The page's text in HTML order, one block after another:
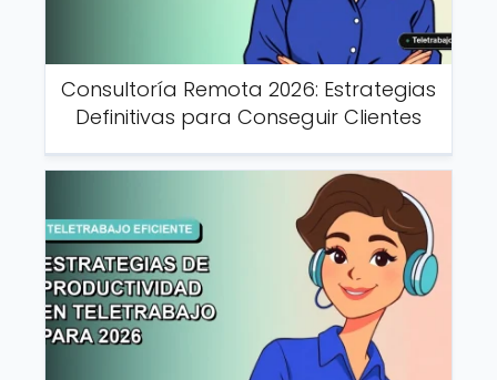
Consultoría Remota 2026: Estrategias
Definitivas para Conseguir Clientes